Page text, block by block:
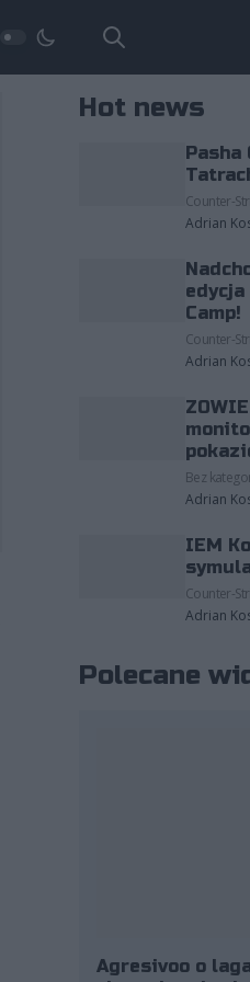
Hot news
Pasha
Counter-
Adrian
edycja
Camp!
Counter-
Adrian
Bez
Adrian
IEM
Counter-
Adrian
Polecane
Agresivoo o